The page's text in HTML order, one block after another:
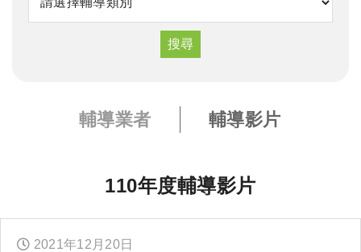
搜尋
輔導業者 輔導影片
110年度輔導影片
2021年12 月 20日